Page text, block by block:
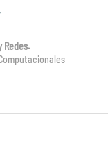
Redes.